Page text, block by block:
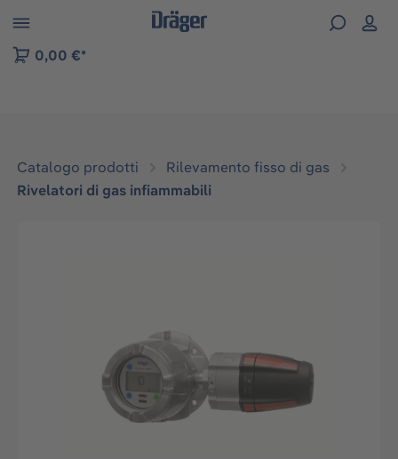
Skip to B2B platform navigation
0,00 €*
Catalogo prodotti
Rilevamento fisso di gas
Rivelatori di gas infiammabili